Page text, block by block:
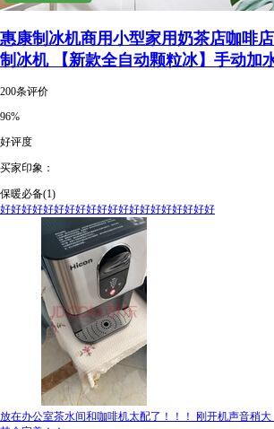
惠康制冰机商用小型家用奶茶店咖啡
制冰机 【新款全自动颗粒冰】手动加
200条评价
96%
好评度
买家印象：
保暖必备(1)
好好好好好好好好好好好好好好好好好好好好
放在办公室茶水间和咖啡机太配了！！！ 刚开机声音稍大